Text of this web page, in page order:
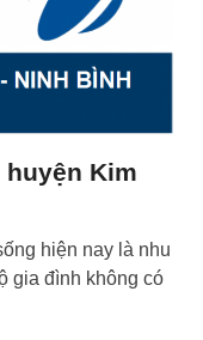
huyện Kim
hiện nay là nhu
gia đình không có